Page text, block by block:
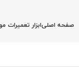
صفحه اصلیابزار تعمیرات